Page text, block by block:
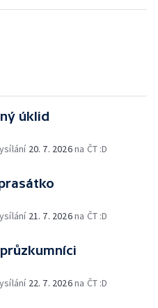
úklid
20. 7. 2026na ČT :D
21. 7. 2026na ČT :D
22. 7. 2026na ČT :D